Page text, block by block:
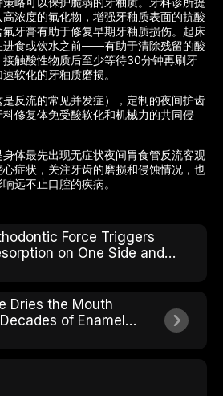
浓度的氟化物，增强牙釉质表面的抗酸
牙膏有助于修复早期牙釉质损伤。起床
食或饮水之前——有助于清除残留的酸
触酸性物质后至少等待30分钟再刷牙
软化的牙釉质磨损。
反流的常见并发症），定制的夜间护齿
修复体免受酸软化和机械力的共同侵
体最先出现无症状夜间胃食管反流客观
症状，关注牙齿的磨损和侵蚀情况，也
远不止口腔的疾病。
Force Triggers
on One Side and
the Other
Dries the Mouth
of Enamel